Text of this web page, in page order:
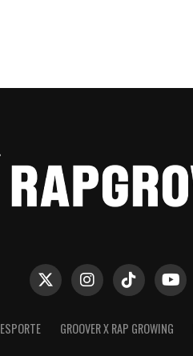
ESPORTE GROOVER X RAP GROWING